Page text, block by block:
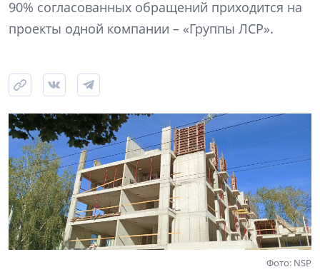
90% согласованных обращений приходится на
проекты одной компании – «Группы ЛСР».
Фото: NSP